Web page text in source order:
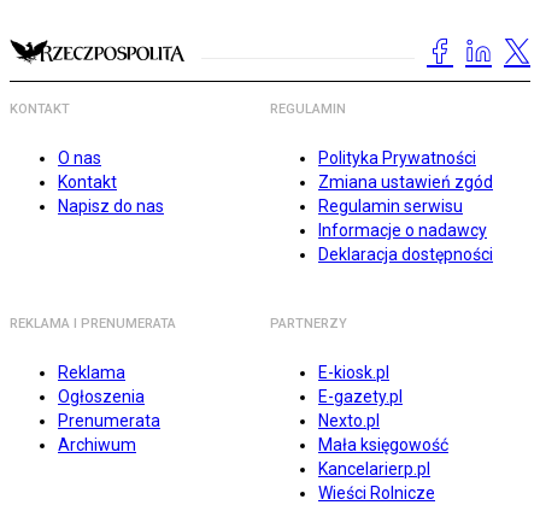
KONTAKT
O nas
Kontakt
Napisz do nas
REGULAMIN
Polityka Prywatności
Zmiana ustawień zgód
Regulamin serwisu
Informacje o nadawcy
Deklaracja dostępności
REKLAMA I PRENUMERATA
Reklama
Ogłoszenia
Prenumerata
Archiwum
PARTNERZY
E-kiosk.pl
E-gazety.pl
Nexto.pl
Mała księgowość
Kancelarierp.pl
Wieści Rolnicze